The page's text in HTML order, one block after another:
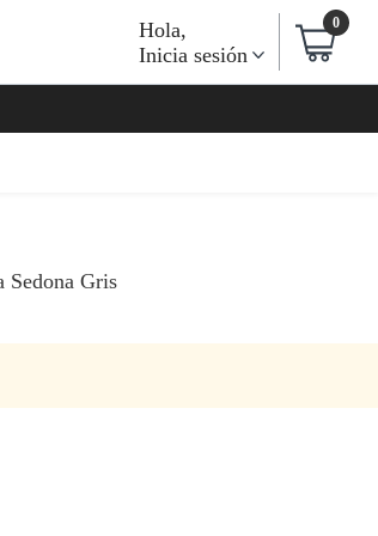
Hola,
Inicia sesión
0
Sedona Gris